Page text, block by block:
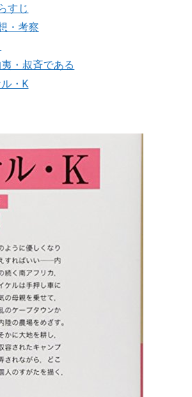
すじ
・考察
・叔斉である
・K